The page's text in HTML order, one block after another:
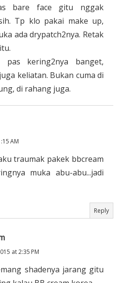
bare face gitu nggak
Tp klo pakai make up,
ada drypatch2nya. Retak
kering2nya banget,
keliatan. Bukan cuma di
di rahang juga.
AM
traumak pakek bbcream
muka abu-abu...jadi
Reply
at 2:35 PM
shadenya jarang gitu